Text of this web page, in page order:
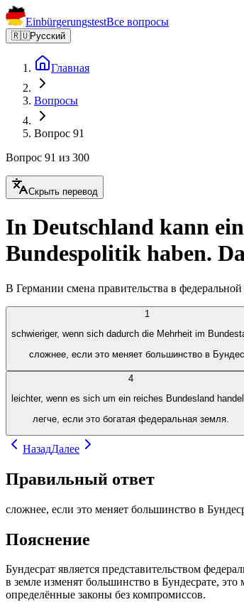
EinbürgerungstestВсе вопросы
🇷🇺Русский
Главная
Вопросы
Вопрос 91
Вопрос 91 из 300
Скрыть перевод
In Deutschland kann
Bundespolitik haben.
В Германии смена правительства в
1
schwieriger, wenn sich dadurch die Mehrheit im
сложнее, если это меняет большинство в
4
leichter, wenn es sich um ein reiches Bundesland
легче, если это богатая федеральная земля.
НазадДалее
Правильный ответ
сложнее, если это меняет большинство в
Пояснение
Бундесрат является представительством
в земле изменят большинство в Бундесрате,
определённые законы без компромиссов.